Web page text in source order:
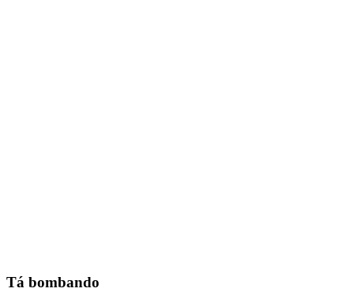
Tá bombando